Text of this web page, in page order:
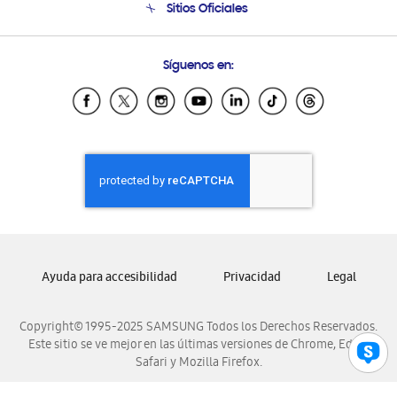
Condiciones de Compra
Soporte vía eMail
Sitios Oficiales
Samsung Ecuador
Samsung El Salvador
Samsung Honduras
Samsung Nicaragua
Samsung Panamá
Samsung Venezuela
Síguenos en:
Copyright© 1995-2025 SAMSUNG Todos los Derechos Reservados.
Este sitio se ve mejor en las últimas versiones de Chrome, Edge,
Safari y Mozilla Firefox.
Ayuda para accesibilidad Privacidad Legal